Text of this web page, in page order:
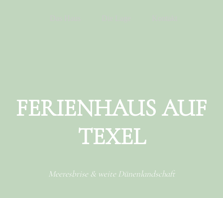
FERIENHAUS AUF
TEXEL
Meeresbrise & weite Dünenlandschaft